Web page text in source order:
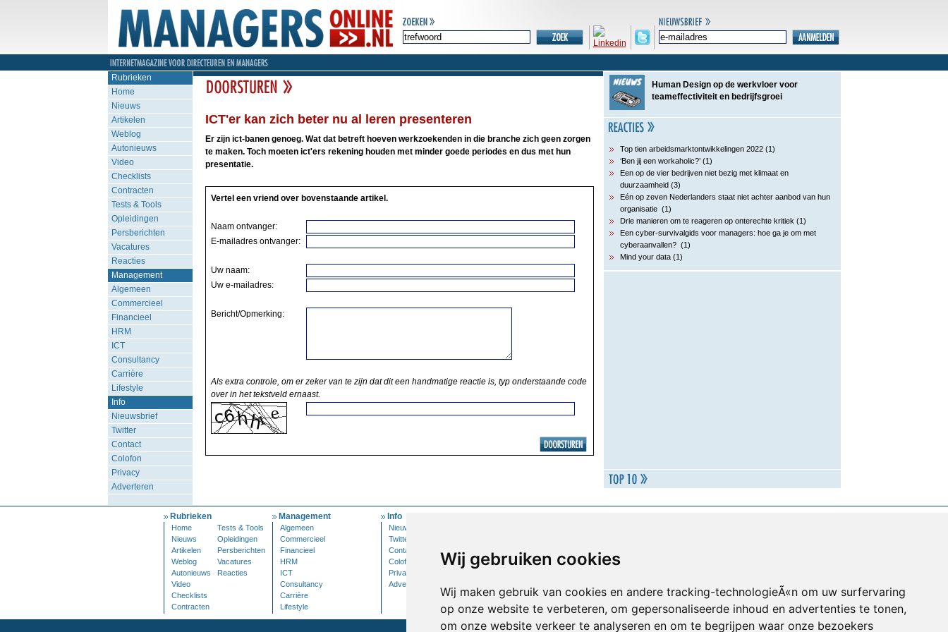
Wij gebruiken cookies
Wij maken gebruik van cookies en andere tracking-technologieÃ«n om uw surfervaring
op onze website te verbeteren, om gepersonaliseerde inhoud en advertenties te tonen,
om onze website verkeer te analyseren en om te begrijpen waar onze bezoekers
Rubrieken
Home
Nieuws
Artikelen
Weblog
Autonieuws
Video
Checklists
Contracten
Tests & Tools
Opleidingen
Persberichten
Vacatures
Reacties
Management
Algemeen
Commercieel
Financieel
HRM
ICT
Consultancy
Carrière
Lifestyle
Info
Nieuwsbrief
Twitter
Contact
Colofon
Privacy
Adverteren
ICT'er kan zich beter nu al leren presenteren
Er zijn ict-banen genoeg. Wat dat betreft hoeven werkzoekenden in die branche zich geen zorgen
te maken. Toch moeten ict'ers rekening houden met minder goede periodes en dus met hun
presentatie.
Vertel een vriend over bovenstaande artikel.
Naam ontvanger:
E-mailadres ontvanger:
Uw naam:
Uw e-mailadres:
Bericht/Opmerking:
Als extra controle, om er zeker van te zijn dat dit een handmatige reactie is, typ onderstaande code
over in het tekstveld ernaast.
Human Design op de werkvloer voor
teameffectiviteit en bedrijfsgroei
Top tien arbeidsmarktontwikkelingen 2022 (1)
‘Ben jij een workaholic?’ (1)
Een op de vier bedrijven niet bezig met klimaat en
duurzaamheid (3)
Eén op zeven Nederlanders staat niet achter aanbod van hun
organisatie (1)
Drie manieren om te reageren op onterechte kritiek (1)
Een cyber-survivalgids voor managers: hoe ga je om met
cyberaanvallen? (1)
Mind your data (1)
Rubrieken
Home
Tests & Tools
Nieuws
Opleidingen
Artikelen
Persberichten
Weblog
Vacatures
Autonieuws
Reacties
Video
Checklists
Contracten
Management
Algemeen
Commercieel
Financieel
HRM
ICT
Consultancy
Carrière
Lifestyle
Info
Nieuwsbrief
Twitter
Contact
Colofon
Privacy
Adverteren